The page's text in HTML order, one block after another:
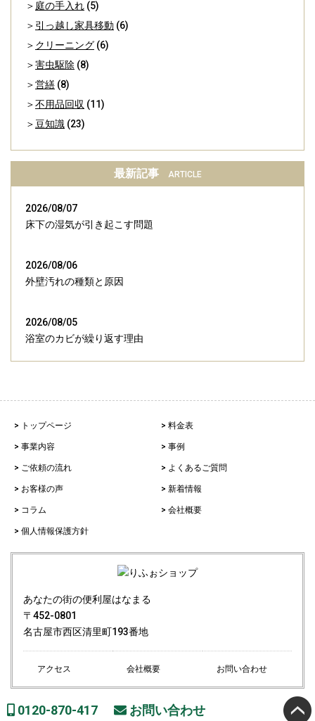
庭の手入れ (5)
引っ越し家具移動 (6)
クリーニング (6)
害虫駆除 (8)
営繕 (8)
不用品回収 (11)
豆知識 (23)
最新記事 ARTICLE
2026/08/07
床下の湿気が引き起こす問題
2026/08/06
外壁汚れの種類と原因
2026/08/05
浴室のカビが繰り返す理由
> トップページ > 料金表
> 事業内容 > 事例
> ご依頼の流れ > よくあるご質問
> お客様の声 > 新着情報
> コラム > 会社概要
> 個人情報保護方針
あなたの街の便利屋はなまる
〒452-0801
名古屋市西区清里町193番地
アクセス 会社概要 お問い合わせ
Copyright© あなたの街の便利屋はなまる All Rights Reserved.
0120-870-417 お問い合わせ